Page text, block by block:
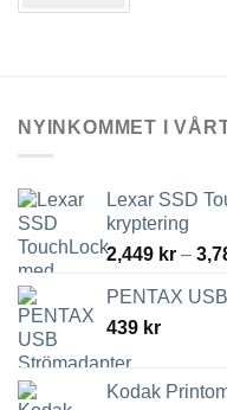
De
på
produktsidan
NYINKOMMET I
Lexar SSD
kryptering
2,449 kr –
PENTAX
439 kr
Kodak